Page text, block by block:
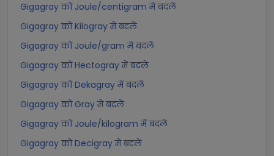
Gigagray को Joule/centigram में बदलें
Gigagray को Kilogray में बदलें
Gigagray को Joule/gram में बदलें
Gigagray को Hectogray में बदलें
Gigagray को Dekagray में बदलें
Gigagray को Gray में बदलें
Gigagray को Joule/kilogram में बदलें
Gigagray को Decigray में बदलें